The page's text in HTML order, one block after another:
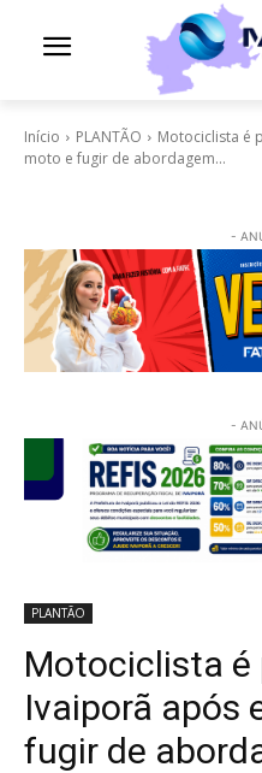
Início PLANTÃO
Motociclista é
moto e fugir de abordagem...
-
-
PLANTÃO
Motociclista é
Ivaiporã após
fugir de